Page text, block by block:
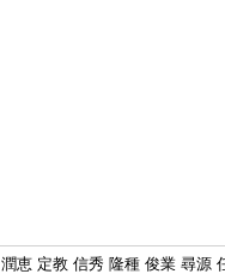
潤恵 定教 信秀 隆種 俊業 尋源